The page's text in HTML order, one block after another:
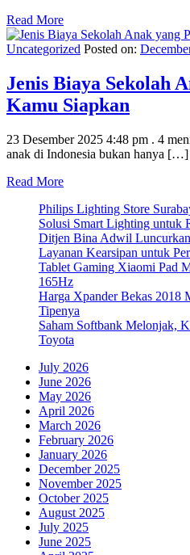
Read More
Uncategorized Posted on:
Jenis Biaya Sekolah
Kamu Siapkan
23 Desember 2025 4:48 pm . 4
anak di Indonesia bukan hanya […]
Read More
Philips Lighting Store
Solusi Smart Lighting untuk
Ditjen Bina Adwil
Layanan Kearsipan untuk
Tablet Gaming Xiaomi Pad
165Hz
Harga Xpander Bekas 2018
Tipenya
Saham Softbank Melonjak,
Toyota
July 2026
June 2026
May 2026
April 2026
March 2026
February 2026
January 2026
December 2025
November 2025
October 2025
August 2025
July 2025
June 2025